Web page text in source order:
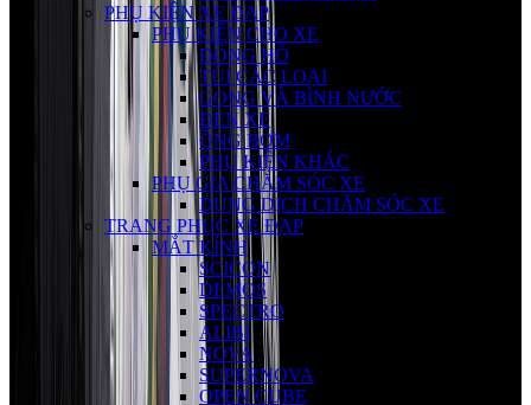
PHỤ KIỆN XE ĐẠP
PHỤ KIỆN CHO XE
ĐỒNG HỒ
TÚI CÁC LOẠI
GỌNG VÀ BÌNH NƯỚC
ĐÈN XE
ỐNG BƠM
PHỤ KIỆN KHÁC
PHỤ GIA CHĂM SÓC XE
DUNG DỊCH CHĂM SÓC XE
TRANG PHỤC XE ĐẠP
MẮT KÍNH
SCICON
DEMOS
SPECTRO
ALIBI
NOVA
SUPERNOVA
OPEN CUBE